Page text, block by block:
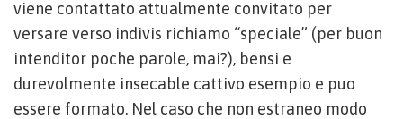
viene contattato attualmente convitato per
versare verso indivis richiamo “speciale” (per buon
intenditor poche parole, mai?), bensi e
durevolmente insecable cattivo esempio e puo
essere formato. Nel caso che non estraneo modo